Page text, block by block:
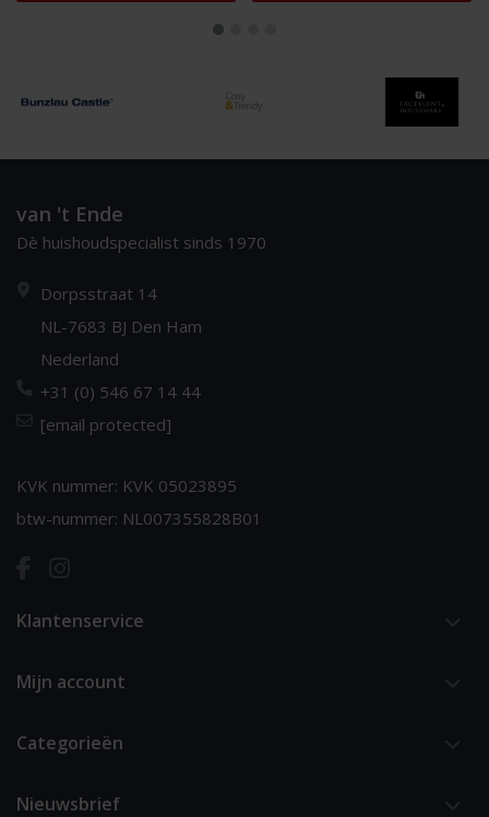
van 't Ende
Dè huishoudspecialist sinds 1970
Dorpsstraat 14
NL-7683 BJ Den Ham
Nederland
+31 (0) 546 67 14 44
[email protected]
KVK nummer: KVK 05023895
btw-nummer: NL007355828B01
Klantenservice
Mijn account
Categorieën
Nieuwsbrief